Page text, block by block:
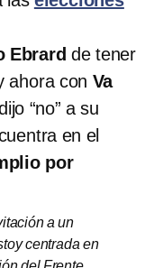
Ebrardde tener
ahora con Va
“no” a su
en el
por
a un
centrada en